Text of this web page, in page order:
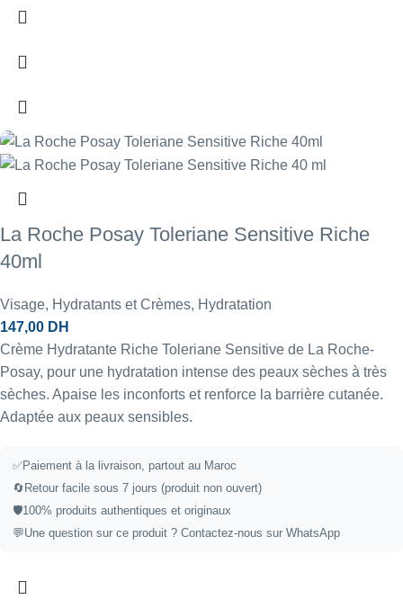
La Roche Posay Toleriane Sensitive Riche
40ml
Visage, Hydratants et Crèmes, Hydratation
147,00 DH
Crème Hydratante Riche Toleriane Sensitive de La Roche-
Posay, pour une hydratation intense des peaux sèches à très
sèches. Apaise les inconforts et renforce la barrière cutanée.
Adaptée aux peaux sensibles.
✅Paiement à la livraison, partout au Maroc
🔄 Retour facile sous 7 jours (produit non ouvert)
🛡️100% produits authentiques et originaux
💬Une question sur ce produit ? Contactez-nous sur WhatsApp